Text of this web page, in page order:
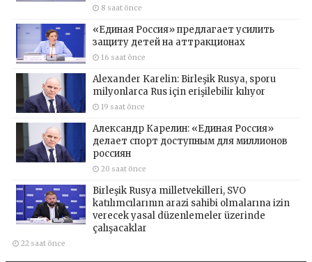
8 saat önce
«Единая Россия» предлагает усилить
защиту детей на аттракционах
16 saat önce
Alexander Karelin: Birleşik Rusya, sporu
milyonlarca Rus için erişilebilir kılıyor
19 saat önce
Александр Карелин: «Единая Россия»
делает спорт доступным для миллионов
россиян
20 saat önce
Birleşik Rusya milletvekilleri, SVO
katılımcılarının arazi sahibi olmalarına izin
verecek yasal düzenlemeler üzerinde
çalışacaklar
22 saat önce